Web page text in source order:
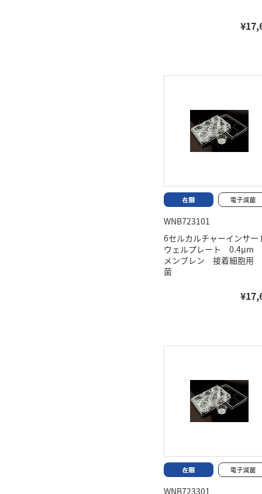
WNB723101
6セルカルチャーインサー
ウェルプレート 0.4μm
メンブレン 接着細胞用
菌
WNB723301